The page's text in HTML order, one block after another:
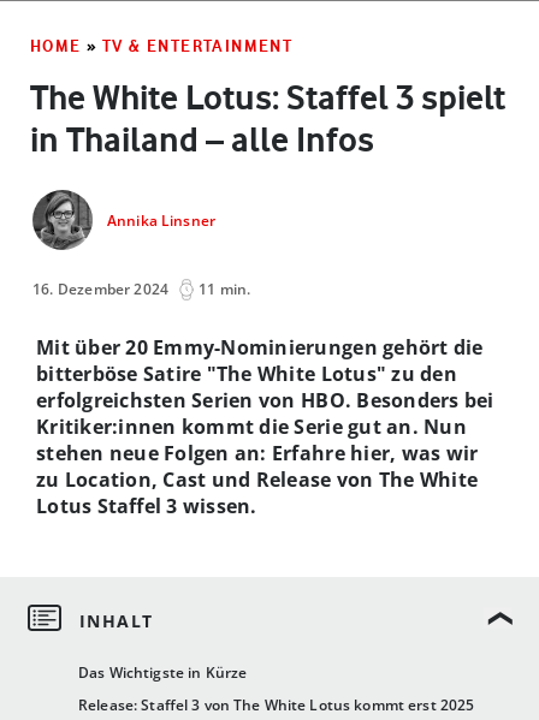
HOME » TV & ENTERTAINMENT
The White Lotus: Staffel 3 spielt
in Thailand – alle Infos
Annika Linsner
16. Dezember 2024 11 min.
Das Wichtigste in Kürze
Release: Staffel 3 von The White Lotus kommt erst 2025
Mit über 20 Emmy-Nominierungen gehört die
bitterböse Satire "The White Lotus" zu den
erfolgreichsten Serien von HBO. Besonders bei
Kritiker:innen kommt die Serie gut an. Nun
stehen neue Folgen an: Erfahre hier, was wir
zu Location, Cast und Release von The White
Lotus Staffel 3 wissen.